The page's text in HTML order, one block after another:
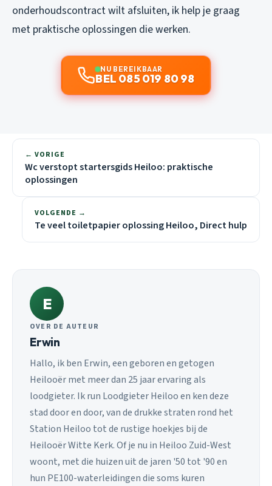
onderhoudscontract wilt afsluiten, ik help je graag
met praktische oplossingen die werken.
NU BEREIKBAAR
BEL 085 019 80 98
← VORIGE
Wc verstopt startersgids Heiloo: praktische
oplossingen
VOLGENDE →
Te veel toiletpapier oplossing Heiloo, Direct hulp
E
OVER DE AUTEUR
Erwin
Hallo, ik ben Erwin, een geboren en getogen
Heilooër met meer dan 25 jaar ervaring als
loodgieter. Ik run Loodgieter Heiloo en ken deze
stad door en door, van de drukke straten rond het
Station Heiloo tot de rustige hoekjes bij de
Heilooër Witte Kerk. Of je nu in Heiloo Zuid-West
woont, met die huizen uit de jaren '50 tot '90 en
hun PE100-waterleidingen die soms kuren